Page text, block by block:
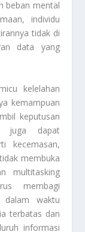
beban mental
individu
tidak di
data yang
kelelahan
kemampuan
keputusan
dapat
kecemasan,
membuka
multitasking
membagi
dalam waktu
terbatas dan
informasi